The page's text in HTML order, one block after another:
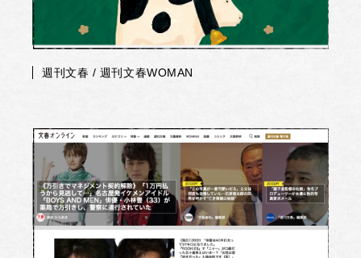
週刊文春 / 週刊文春WOMAN